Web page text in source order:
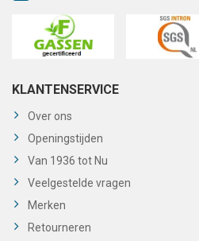
KLANTENSERVICE
Over ons
Openingstijden
Van 1936 tot Nu
Veelgestelde vragen
Merken
Retourneren